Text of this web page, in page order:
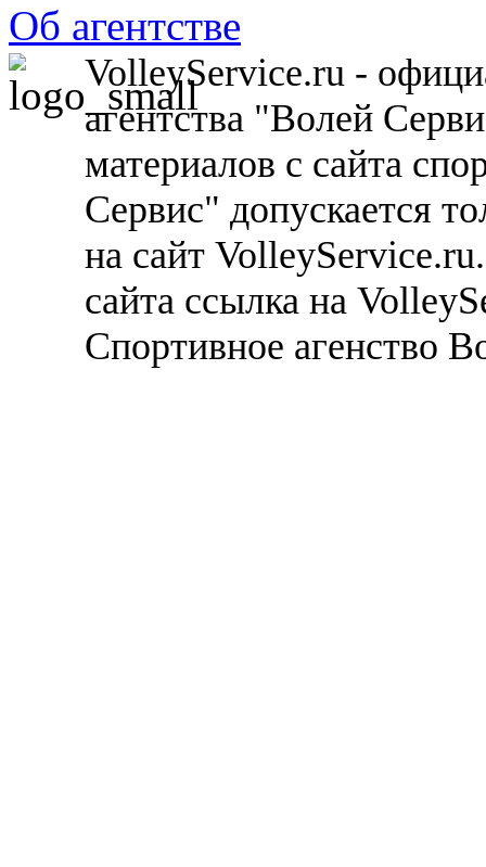
Об агентстве
VolleyService.ru -
агентства "Волей
материалов с сайта
Сервис" допускается
на сайт
сайта ссылка на
Спортивное агенство